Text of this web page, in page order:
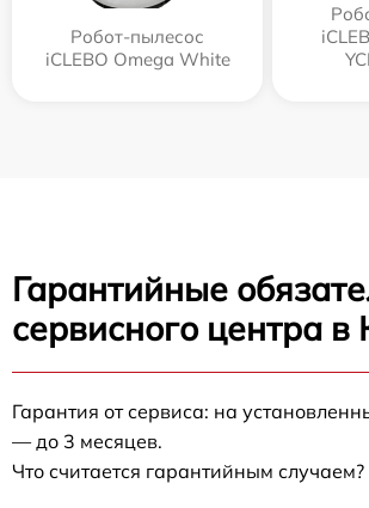
Робот-пылесос
iCLEBO Omega White
Гарантийные
сервисного центра в
Гарантия от сервиса: на
— до 3 месяцев.
Что считается гарантийным случаем?